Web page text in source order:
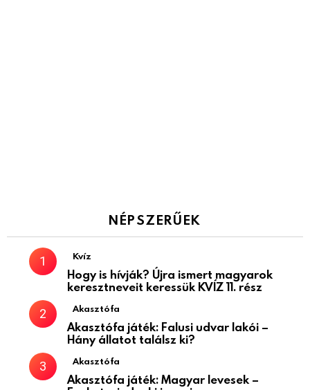
NÉPSZERŰEK
Kvíz
Hogy is hívják? Újra ismert magyarok
keresztneveit keressük KVÍZ 11. rész
Akasztófa
Akasztófa játék: Falusi udvar lakói –
Hány állatot találsz ki?
Akasztófa
Akasztófa játék: Magyar levesek –